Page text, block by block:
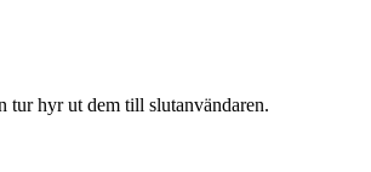
tur hyr ut dem till slutanvändaren.